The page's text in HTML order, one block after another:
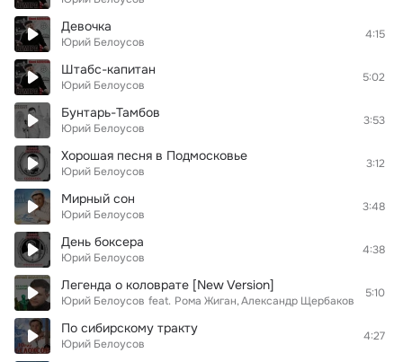
Девочка
Юрий Белоусов
4:15
Штабс-капитан
Юрий Белоусов
5:02
Бунтарь-Тамбов
Юрий Белоусов
3:53
Хорошая песня в Подмосковье
Юрий Белоусов
3:12
Мирный сон
Юрий Белоусов
3:48
День боксера
Юрий Белоусов
4:38
Легенда о коловрате [New Version]
Юрий Белоусов feat. Рома Жиган Александр Щербаков
5:10
По сибирскому тракту
Юрий Белоусов
4:27